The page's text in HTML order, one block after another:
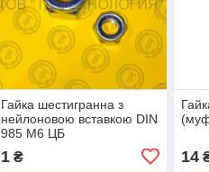
Гайка шестигранна з
нейлоновою вставкою DIN
985 М6 ЦБ
1₴ 14